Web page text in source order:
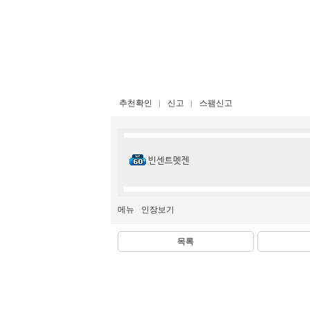
추천확인 신고 스팸신고
빈센트멧젠
메뉴 인장보기
목록